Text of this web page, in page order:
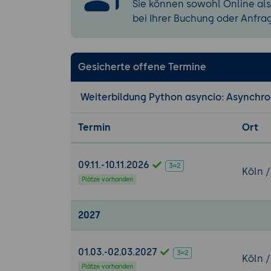
aiofiles:
8.
Connection
9. Web-
Architektur:
10. Praxis-
Debugging-
Final
Sie können sowohl Online
bei Ihrer Buchung oder
Gesicherte offene Termine
Weiterbildung Python asyncio:
Termin Ort
09.11.-10.11.2026
Plätze vorhanden
Köln
2027
01.03.-02.03.2027
Plätze vorhanden
Köln